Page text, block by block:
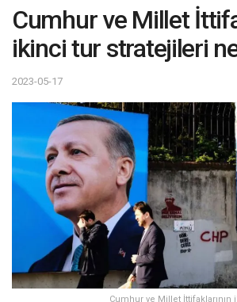
Cumhur ve Millet
ikinci tur stratejileri
2023-05-17
Cumhur ve Millet